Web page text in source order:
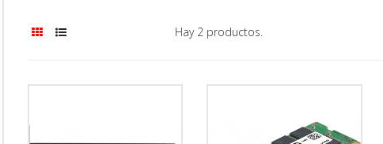
Hay 2 productos.